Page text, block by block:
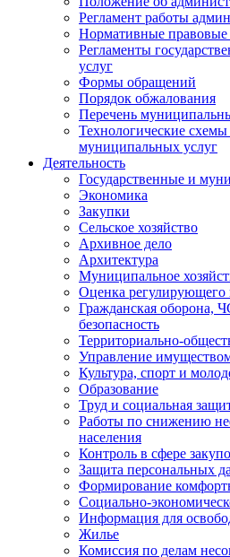
Регламент работы
Нормативные правовые
Регламенты
услуг
Формы обращений
Порядок обжалования
Перечень
Технологические схемы
муниципальных услуг
Деятельность
Государственные и
Экономика
Закупки
Сельское хозяйство
Архивное дело
Архитектура
Муниципальное
Оценка регулирующего
Гражданская оборона,
безопасность
Территориально-
Управление
Культура, спорт и
Образование
Труд и социальная
Работы по снижению
населения
Контроль в сфере
Защита персональных
Формирование
Социально-
Информация для
Жилье
Комиссия по делам